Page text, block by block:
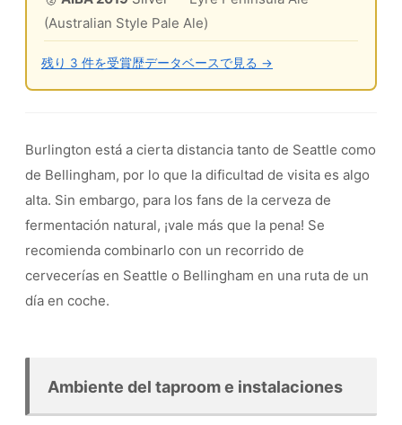
(Australian Style Pale Ale)
残り 3 件を受賞歴データベースで見る →
Burlington está a cierta distancia tanto de Seattle como
de Bellingham, por lo que la dificultad de visita es algo
alta. Sin embargo, para los fans de la cerveza de
fermentación natural, ¡vale más que la pena! Se
recomienda combinarlo con un recorrido de
cervecerías en Seattle o Bellingham en una ruta de un
día en coche.
Ambiente del taproom e instalaciones